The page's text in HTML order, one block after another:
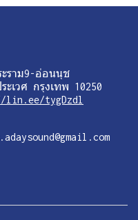
ราม9-อ่อนนุช
ะเวศ กรุงเทพ 10250
tygDzdl